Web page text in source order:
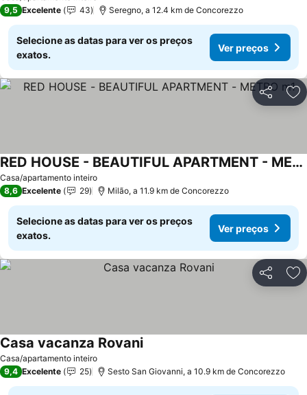
9,5 Excelente 43 Seregno, a 12.4 km de Concorezzo
Selecione as datas para ver os preços
exatos.
Ver preços
Partilhar
Casa/apartamento inteiro
RED HOUSE - BEAUTIFUL APARTMENT - METRO m1
8,6 Excelente 29 Milão, a 11.9 km de Concorezzo
Selecione as datas para ver os preços
exatos.
Ver preços
Partilhar
Casa/apartamento inteiro
Casa vacanza Rovani
9,4 Excelente 25 Sesto San Giovanni, a 10.9 km de Concorezzo